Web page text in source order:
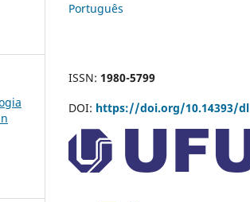
Português
ISSN: 1980-5799
DOI: https://doi.org/10.14393/dl